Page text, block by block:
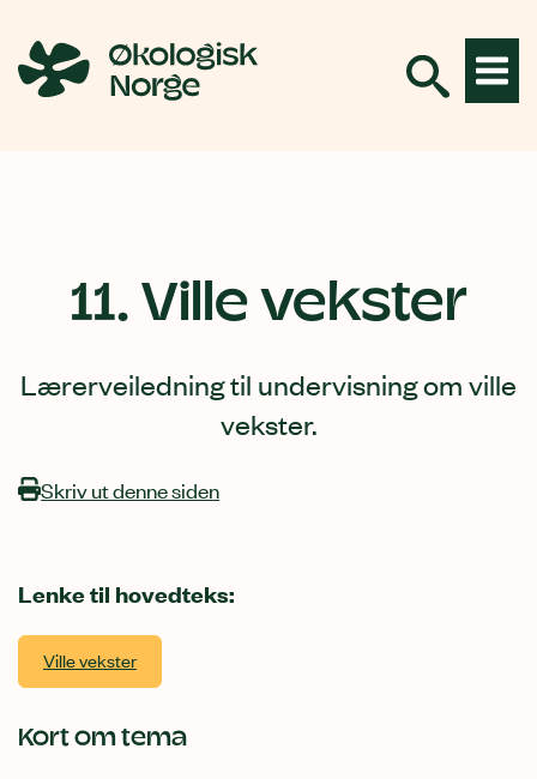
innhold
11. Ville vekster
Lærerveiledning til undervisning om ville
vekster.
Skriv ut denne siden
Lenke til hovedteks:
Ville vekster
Kort om tema